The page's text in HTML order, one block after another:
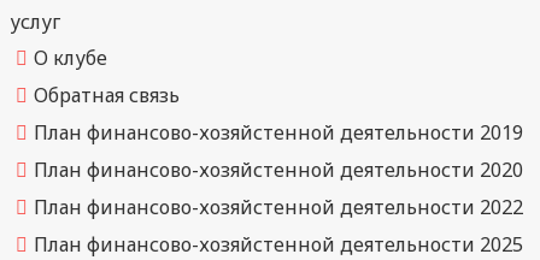
услуг
О клубе
Обратная связь
План финансово-хозяйстенной деятельности 2019
План финансово-хозяйстенной деятельности 2020
План финансово-хозяйстенной деятельности 2022
План финансово-хозяйстенной деятельности 2025